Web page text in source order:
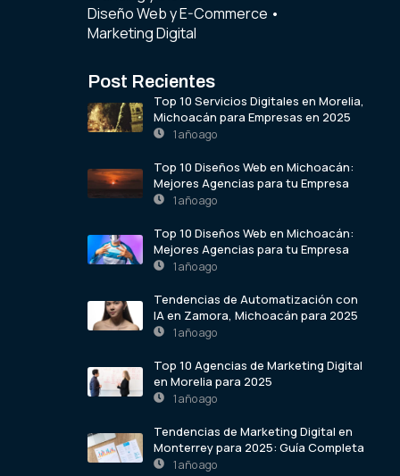
Diseño Web y E-Commerce •
Marketing Digital
Post Recientes
Top 10 Servicios Digitales en Morelia,
Michoacán para Empresas en 2025
1 año ago
Top 10 Diseños Web en Michoacán:
Mejores Agencias para tu Empresa
1 año ago
Top 10 Diseños Web en Michoacán:
Mejores Agencias para tu Empresa
1 año ago
Tendencias de Automatización con
IA en Zamora, Michoacán para 2025
1 año ago
Top 10 Agencias de Marketing Digital
en Morelia para 2025
1 año ago
Tendencias de Marketing Digital en
Monterrey para 2025: Guía Completa
1 año ago